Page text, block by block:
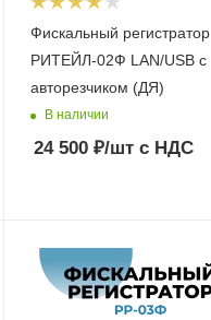
Фискальный регистратор
РИТЕЙЛ-02Ф LAN/USB с
авторезчиком (ДЯ)
В наличии
24 500 ₽/шт с НДС